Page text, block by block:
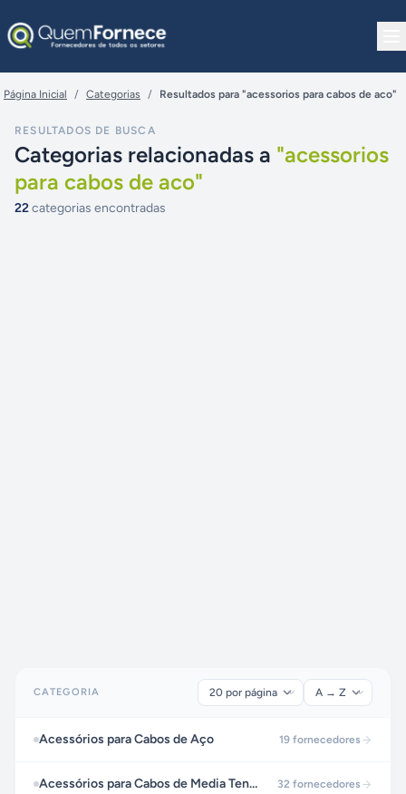
Página Inicial / Categorias / Resultados para "acessorios para cabos de aco"
RESULTADOS DE BUSCA
Categorias relacionadas a "acessorios
para cabos de aco"
22categorias encontradas
CATEGORIA
Acessórios para Cabos de Aço 19 fornecedores
Acessórios para Cabos de Media Tensão 32 fornecedores